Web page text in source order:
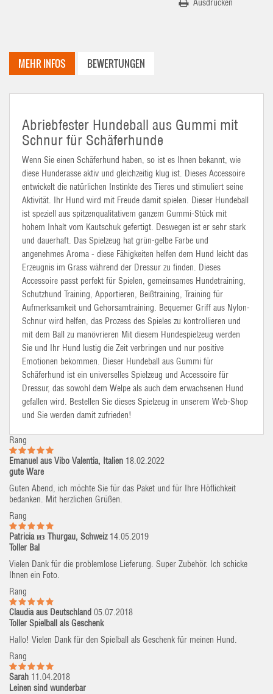
Ausdrucken
MEHR INFOS BEWERTUNGEN
Abriebfester Hundeball aus Gummi mit
Schnur für Schäferhunde
Wenn Sie einen Schäferhund haben, so ist es Ihnen bekannt, wie
diese Hunderasse aktiv und gleichzeitig klug ist. Dieses Accessoire
entwickelt die natürlichen Instinkte des Tieres und stimuliert seine
Aktivität. Ihr Hund wird mit Freude damit spielen. Dieser Hundeball
ist speziell aus spitzenqualitativem ganzem Gummi-Stück mit
hohem Inhalt vom Kautschuk gefertigt. Deswegen ist er sehr stark
und dauerhaft. Das Spielzeug hat grün-gelbe Farbe und
angenehmes Aroma - diese Fähigkeiten helfen dem Hund leicht das
Erzeugnis im Grass während der Dressur zu finden. Dieses
Accessoire passt perfekt für Spielen, gemeinsames Hundetraining,
Schutzhund Training, Apportieren, Beißtraining, Training für
Aufmerksamkeit und Gehorsamtraining. Bequemer Griff aus Nylon-
Schnur wird helfen, das Prozess des Spieles zu kontrollieren und
mit dem Ball zu manövrieren Mit diesem Hundespielzeug werden
Sie und Ihr Hund lustig die Zeit verbringen und nur positive
Emotionen bekommen. Dieser Hundeball aus Gummi für
Schäferhund ist ein universelles Spielzeug und Accessoire für
Dressur, das sowohl dem Welpe als auch dem erwachsenen Hund
gefallen wird. Bestellen Sie dieses Spielzeug in unserem Web-Shop
und Sie werden damit zufrieden!
Rang
Emanuel aus Vibo Valentia, Italien 18.02.2022
gute Ware
Guten Abend, ich möchte Sie für das Paket und für Ihre Höflichkeit
bedanken. Mit herzlichen Grüßen.
Rang
Patricia из Thurgau, Schweiz 14.05.2019
Toller Bal
Vielen Dank für die problemlose Lieferung. Super Zubehör. Ich schicke
Ihnen ein Foto.
Rang
Claudia aus Deutschland 05.07.2018
Toller Spielball als Geschenk
Hallo! Vielen Dank für den Spielball als Geschenk für meinen Hund.
Rang
Sarah 11.04.2018
Leinen sind wunderbar